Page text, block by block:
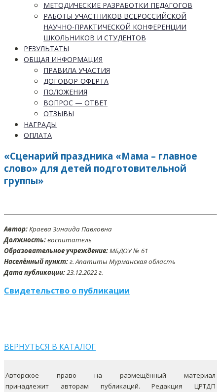
МЕТОДИЧЕСКИЕ РАЗРАБОТКИ ПЕДАГОГОВ
РАБОТЫ УЧАСТНИКОВ ВСЕРОССИЙСКОЙ
НАУЧНО-ПРАКТИЧЕСКОЙ КОНФЕРЕНЦИИ
ШКОЛЬНИКОВ И СТУДЕНТОВ
РЕЗУЛЬТАТЫ
ОБЩАЯ ИНФОРМАЦИЯ
ПРАВИЛА УЧАСТИЯ
ДОГОВОР-ОФЕРТА
ПОЛОЖЕНИЯ
ВОПРОС — ОТВЕТ
ОТЗЫВЫ
НАГРАДЫ
ОПЛАТА
«Сценарий праздника «Мама – главное
слово» для детей подготовительной
группы»
Автор:Краева Зинаида Павловна
Должность:воспитатель
Образовательное учреждение:МБДОУ № 61
Населённый пункт:г. Апатиты Мурманская область
Дата публикации:23.12.2022 г.
Свидетельство о публикации
ВЕРНУТЬСЯ В КАТАЛОГ
Авторское право на размещённый материал
принадлежит авторам публикаций. Редакция ЦРТДП